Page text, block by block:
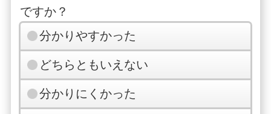
ですか？
分かりやすかった
どちらともいえない
分かりにくかった